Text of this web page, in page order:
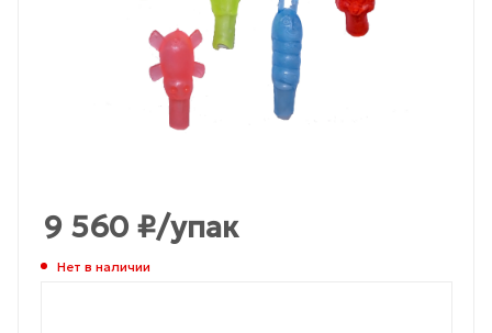
9 560 ₽/упак
Нет в наличии